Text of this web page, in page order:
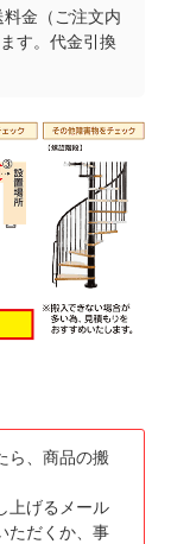
金（ご注文内
す。代金引換
ら、商品の搬
上げるメール
ただくか、事